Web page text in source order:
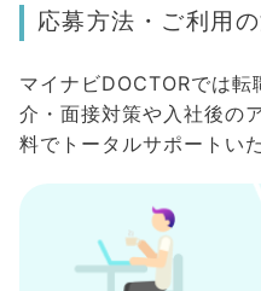
応募方法・ご利用
マイナビDOCTORでは
介・面接対策や入社後の
料でトータルサポートい